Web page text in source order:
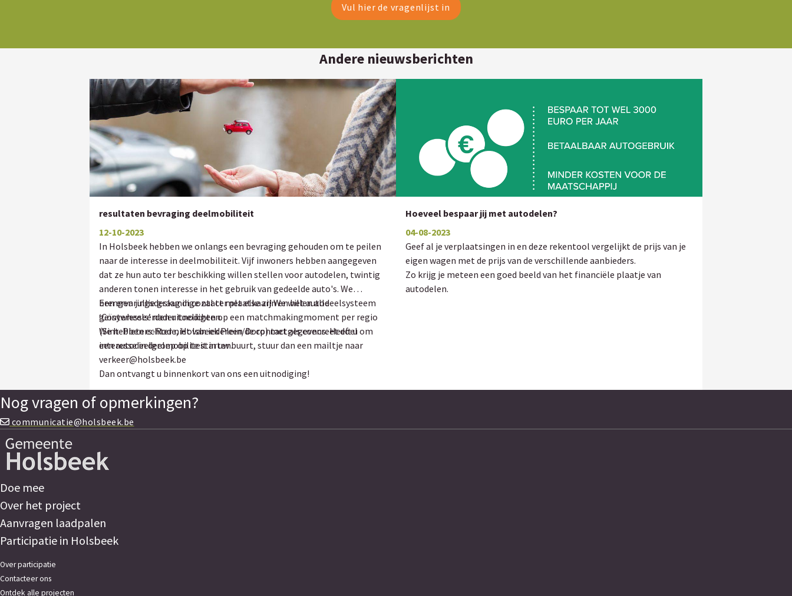
Vul hier de vragenlijst in
Andere nieuwsberichten
resultaten bevraging deelmobiliteit
12-10-2023
In Holsbeek hebben we onlangs een bevraging gehouden om te peilen
naar de interesse in deelmobiliteit. Vijf inwoners hebben aangegeven
dat ze hun auto ter beschikking willen stellen voor autodelen, twintig
anderen tonen interesse in het gebruik van gedeelde auto's. We
brengen jullie graag in contact met elkaar! We willen alle
geïnteresseerden uitnodigen op een matchmakingmoment per regio
(Sint-Pieters-Rode, Holsbeek Plein/Dorp) met als concreet doel om
een autodeelgroep op te starten.
Een ervaringsdeskundige zal ter plaatse zijn en het autodeelsysteem
‘Cosywheels’ nader toelichten.
We hebben echter niet van iedereen de contactgegevens. Heeft u
interesse in deelmobiliteit in uw buurt, stuur dan een mailtje naar
verkeer@holsbeek.be
Dan ontvangt u binnenkort van ons een uitnodiging!
Hoeveel bespaar jij met autodelen?
04-08-2023
Geef al je verplaatsingen in en deze rekentool vergelijkt de prijs van je
eigen wagen met de prijs van de verschillende aanbieders.
Zo krijg je meteen een goed beeld van het financiële plaatje van
autodelen.
Nog vragen of opmerkingen?
communicatie@holsbeek.be
Doe mee
Over het project
Aanvragen laadpalen
Participatie in Holsbeek
Over participatie
Contacteer ons
Ontdek alle projecten